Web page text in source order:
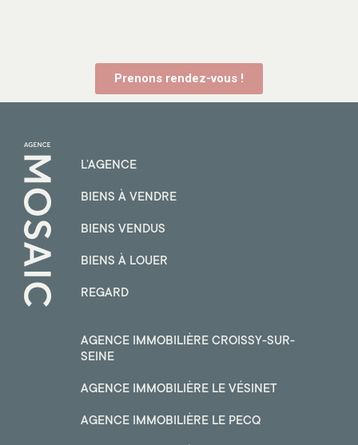
Prenons rendez-vous !
L’AGENCE
BIENS À VENDRE
BIENS VENDUS
BIENS À LOUER
REGARD
AGENCE IMMOBILIÈRE CROISSY-SUR-
SEINE
AGENCE IMMOBILIÈRE LE VÉSINET
AGENCE IMMOBILIÈRE LE PECQ